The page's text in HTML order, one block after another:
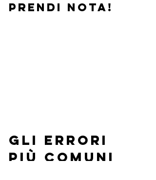
PRENDI NOTA!
GLI ERRORI
PIÙ COMUNI